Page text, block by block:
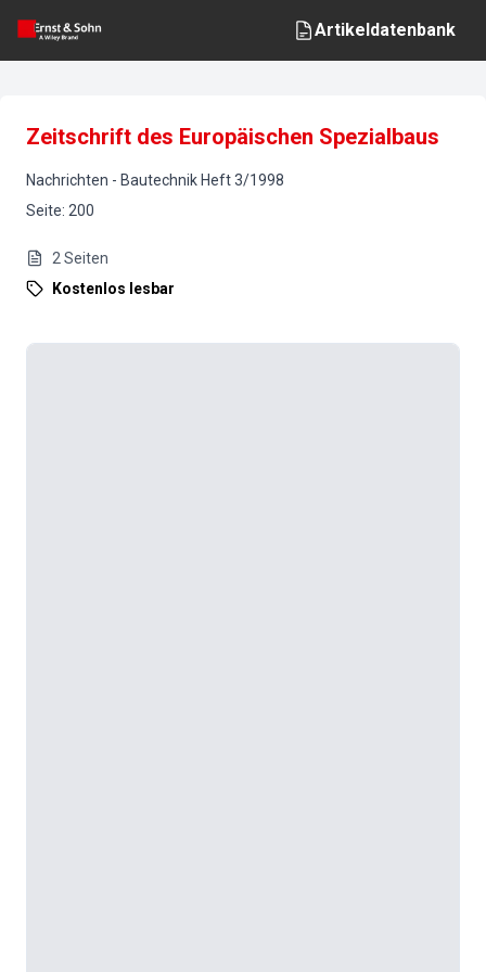
Artikeldatenbank
Zeitschrift des Europäischen Spezialbaus
Nachrichten - Bautechnik Heft3/1998
Seite: 200
2 Seiten
Kostenlos lesbar